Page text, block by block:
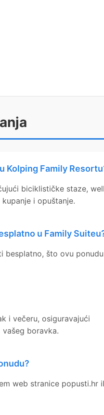
Kolping Family
biciklističke staze,
i opuštanje.
u Family
besplatno, što ovu
i večeru, osiguravajući
boravka.
web stranice popusti.hr